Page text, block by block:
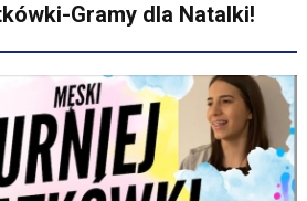
Gramy dla Natalki!